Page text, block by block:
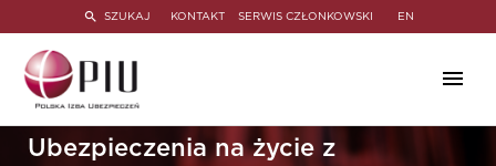
SZUKAJ KONTAKT SERWIS CZŁONKOWSKI EN
Ubezpieczenia na życie z